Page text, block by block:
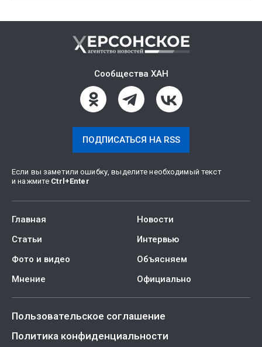
Сообщества ХАН
ПОДПИСАТЬСЯ НА RSS
Если вы заметили ошибку, выделите необходимый текст
и нажмите Ctrl +Enter
Главная
Новости
Статьи
Интервью
Фото и видео
Объясняем
Мнение
Официально
Пользовательское соглашение
Политика конфиденциальности